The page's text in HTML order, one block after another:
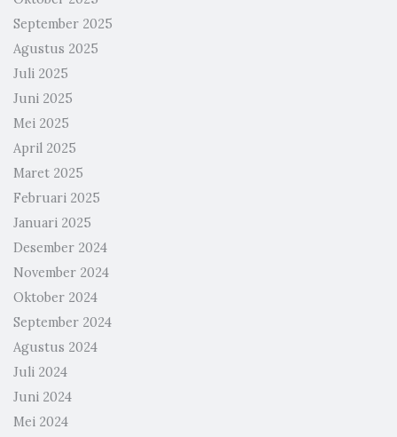
September 2025
Agustus 2025
Juli 2025
Juni 2025
Mei 2025
April 2025
Maret 2025
Februari 2025
Januari 2025
Desember 2024
November 2024
Oktober 2024
September 2024
Agustus 2024
Juli 2024
Juni 2024
Mei 2024